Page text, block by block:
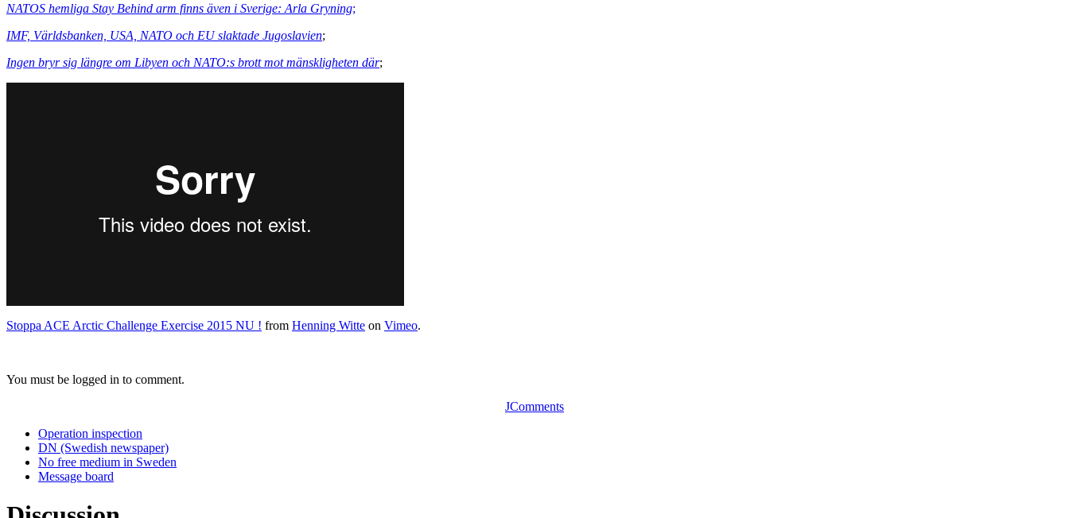
NATOS hemliga Stay Behind arm finns även i Sverige: Arla Gryning;
IMF, Världsbanken, USA, NATO och EU slaktade Jugoslavien;
Ingen bryr sig längre om Libyen och NATO:s brott mot mänskligheten där;
Stoppa ACE Arctic Challenge Exercise 2015 NU ! from Henning Witte on Vimeo.
You must be logged in to comment.
JComments
Operation inspection
DN (Swedish newspaper)
No free medium in Sweden
Message board